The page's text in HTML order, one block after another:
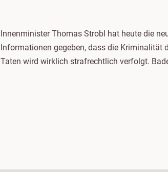
Innenminister Thomas Strobl hat heute die
Informationen gegeben, dass die Kriminalität
Taten wird wirklich strafrechtlich verfolgt.